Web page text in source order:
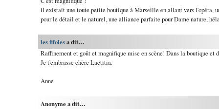
Il existait une toute petite boutique à Marseille en allant vers l'opéra,
pour le détail et le naturel, une alliance parfaite pour Dame nature,
les fifolesa dit…
Raffinement et goût et magnifique mise en scène! Dans la boutique et
Je t'embrasse chère Laëtitia.
Anne
Anonyme a dit…